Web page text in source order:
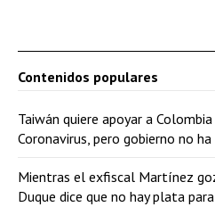
Contenidos populares
Taiwán quiere apoyar a
Coronavirus, pero gobierno no
Mientras el exfiscal Martínez
Duque dice que no hay plata